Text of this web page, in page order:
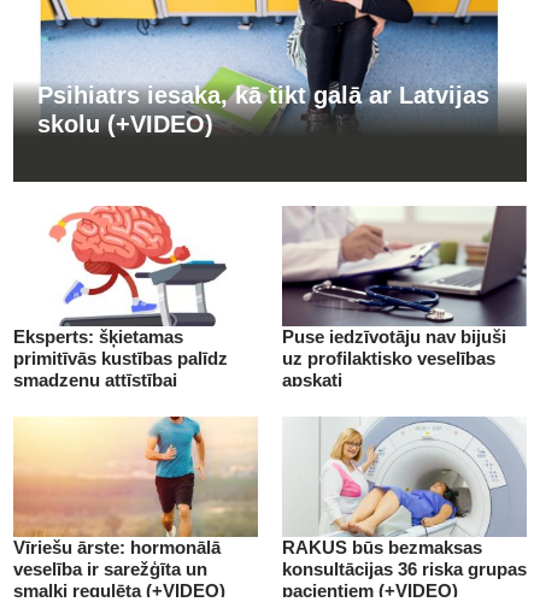
Psihiatrs iesaka, kā tikt galā ar Latvijas
skolu (+VIDEO)
Eksperts: šķietamas
primitīvās kustības palīdz
smadzeņu attīstībai
Puse iedzīvotāju nav bijuši
uz profilaktisko veselības
apskati
Vīriešu ārste: hormonālā
veselība ir sarežģīta un
smalki regulēta (+VIDEO)
RAKUS būs bezmaksas
konsultācijas 36 riska grupas
pacientiem (+VIDEO)